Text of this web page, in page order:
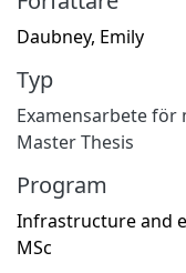
Daubney, Emily
Typ
Examensarbete för
Master Thesis
Program
Infrastructure and
MSc